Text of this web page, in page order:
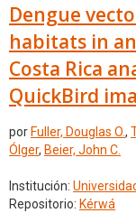
Dengue
habitats in
Costa Rica
QuickBird
por Fuller, Douglas O.,
Ólger, Beier, John C.
Institución:
Repositorio: Kérwá